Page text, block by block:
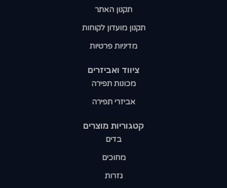
קטגוריות מוצרים​
בדים
מחוכים
גזרות
ציווד ואביזרים
מכונות תפירה
אביזרי תפירה
תקנון האתר
תקנון מועדון לקוחות
מדיניות פרטיות